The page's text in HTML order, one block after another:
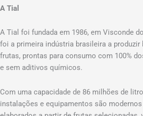
A Tial
A Tial foi fundada em 1986, em Visconde
foi a primeira indústria brasileira a produzir
frutas, prontas para consumo com 100%
e sem aditivos químicos.
Com uma capacidade de 86 milhões de
instalações e equipamentos são